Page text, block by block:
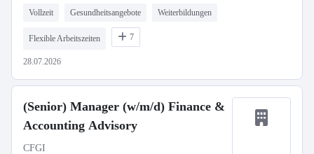
Vollzeit Gesundheitsangebote Weiterbildungen
Flexible Arbeitszeiten 7
28.07.2026
(Senior) Manager (w/m/d) Finance &
Accounting Advisory
CFGI